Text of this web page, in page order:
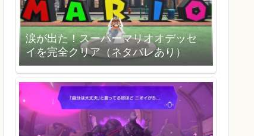
涙が出た！スーパーマリオオデッセ
イを完全クリア（ネタバレあり）